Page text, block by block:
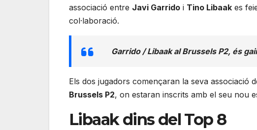
associació entre Javi Garrido i Tino Libaak es
col·laboració.
Garrido / Libaak al Brussels P2, és
Els dos jugadors començaran la seva associació
Brussels P2, on estaran inscrits amb el seu nou
Libaak dins del Top 8